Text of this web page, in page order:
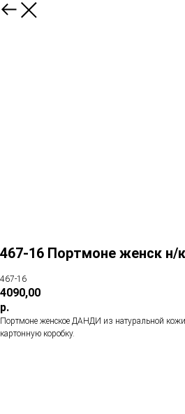
467-16 Портмоне женск
467-16
4090,00
р.
Портмоне женское ДАНДИ из натуральной
картонную коробку.